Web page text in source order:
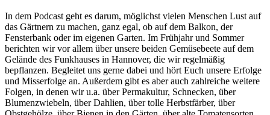
In dem Podcast geht es darum, möglichst vielen Menschen Lust auf
das Gärtnern zu machen, ganz egal, ob auf dem Balkon, der
Fensterbank oder im eigenen Garten. Im Frühjahr und Sommer
berichten wir vor allem über unsere beiden Gemüsebeete auf dem
Gelände des Funkhauses in Hannover, die wir regelmäßig
bepflanzen. Begleitet uns gerne dabei und hört Euch unsere Erfolge
und Misserfolge an. Außerdem gibt es aber auch zahlreiche weitere
Folgen, in denen wir u.a. über Permakultur, Schnecken, über
Blumenzwiebeln, über Dahlien, über tolle Herbstfärber, über